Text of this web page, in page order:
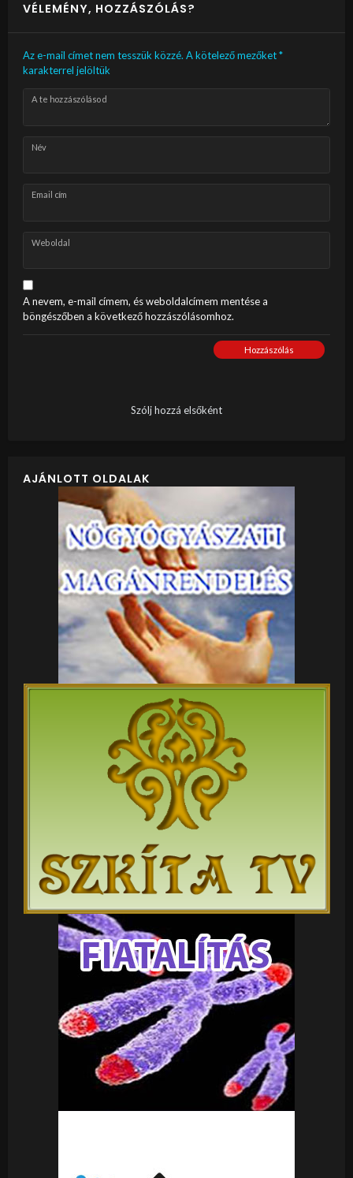
VÉLEMÉNY, HOZZÁSZÓLÁS?
Az e-mail címet nem tesszük közzé. A kötelező mezőket*
karakterrel jelöltük
A te hozzászólásod
Név
Email cím
Weboldal
A nevem, e-mail címem, és weboldalcímem mentése a
böngészőben a következő hozzászólásomhoz.
Hozzászólás
Szólj hozzá elsőként
AJÁNLOTT OLDALAK